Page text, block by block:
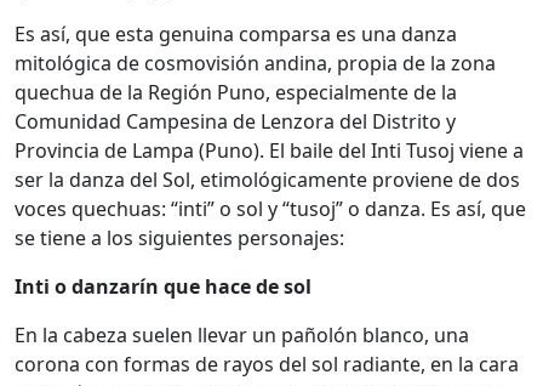
Es así, que esta genuina comparsa es una danza
mitológica de cosmovisión andina, propia de la zona
quechua de la Región Puno, especialmente de la
Comunidad Campesina de Lenzora del Distrito y
Provincia de Lampa (Puno). El baile del Inti Tusoj viene a
ser la danza del Sol, etimológicamente proviene de dos
voces quechuas: “inti” o sol y “tusoj” o danza. Es así, que
se tiene a los siguientes personajes:
Inti o danzarín que hace de sol
En la cabeza suelen llevar un pañolón blanco, una
corona con formas de rayos del sol radiante, en la cara